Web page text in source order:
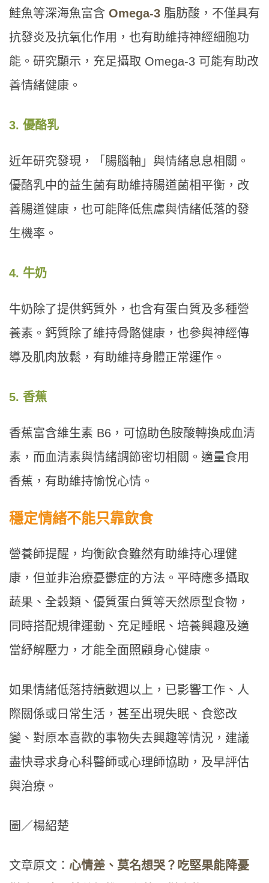
鮭魚等深海魚富含 Omega-3 脂肪酸，不僅具有
抗發炎及抗氧化作用，也有助維持神經細胞功
能。研究顯示，充足攝取 Omega-3 可能有助改
善情緒健康。
3. 優酪乳
近年研究發現，「腸腦軸」與情緒息息相關。
優酪乳中的益生菌有助維持腸道菌相平衡，改
善腸道健康，也可能降低焦慮與情緒低落的發
生機率。
4. 牛奶
牛奶除了提供鈣質外，也含有蛋白質及多種營
養素。鈣質除了維持骨骼健康，也參與神經傳
導及肌肉放鬆，有助維持身體正常運作。
5. 香蕉
香蕉富含維生素 B6，可協助色胺酸轉換成血清
素，而血清素與情緒調節密切相關。適量食用
香蕉，有助維持愉悅心情。
穩定情緒不能只靠飲食
營養師提醒，均衡飲食雖然有助維持心理健
康，但並非治療憂鬱症的方法。平時應多攝取
蔬果、全穀類、優質蛋白質等天然原型食物，
同時搭配規律運動、充足睡眠、培養興趣及適
當紓解壓力，才能全面照顧身心健康。
如果情緒低落持續數週以上，已影響工作、人
際關係或日常生活，甚至出現失眠、食慾改
變、對原本喜歡的事物失去興趣等情況，建議
盡快尋求身心科醫師或心理師協助，及早評估
與治療。
圖／楊紹楚
文章原文： 心情差、莫名想哭？吃堅果能降憂